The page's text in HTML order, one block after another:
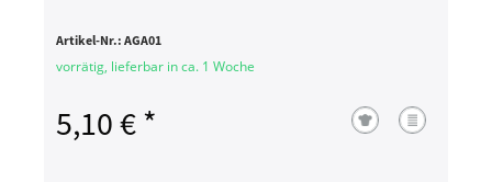
Artikel-Nr.: AGA01
vorrätig, lieferbar in ca. 1 Woche
5,10 € *